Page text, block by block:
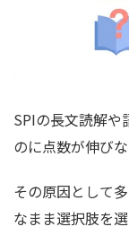
SPIの長文読解や
のに点数が伸び
その原因として
なまま選択肢を